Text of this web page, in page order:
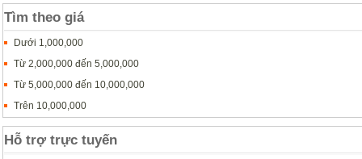
Tìm theo giá
Dưới 1,000,000
Từ 2,000,000 đến 5,000,000
Từ 5,000,000 đến 10,000,000
Trên 10,000,000
Hỗ trợ trực tuyến